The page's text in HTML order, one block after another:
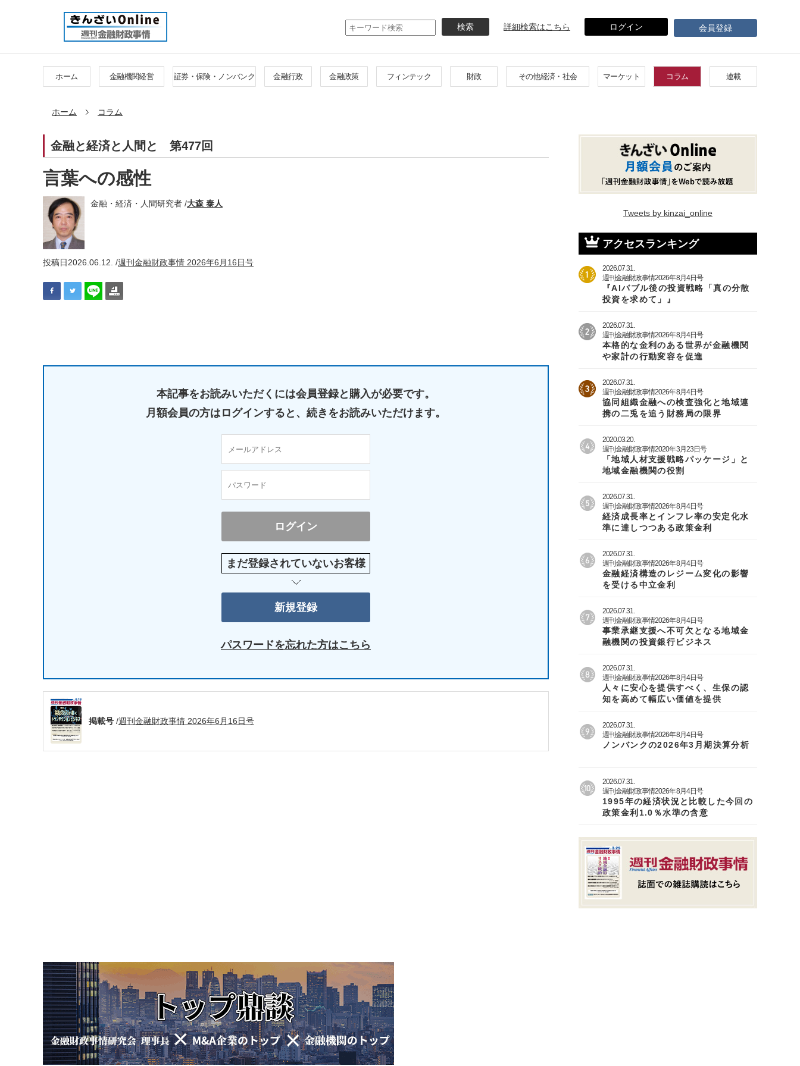
イ
ン
テ
ン
詳細検索はこちら ログイン 会員登録
ホーム 金融機関経営 証券・保険・ノンバンク 金融行政 金融政策 フィンテック 財政 その他経済・社会 マーケット コラム 連載
ホーム コラム
金融と経済と人間と 第477回
言葉への感性
金融・経済・人間研究者 /大森 泰人
投稿日2026.06.12. /週刊金融財政事情 2026年6月16日号
本記事をお読みいただくには会員登録と購入が必要です。
月額会員の方はログインすると、 続きをお読みいただけます。
まだ登録されていないお客様
パスワードを忘れた方はこちら
掲載号 /週刊金融財政事情 2026年6月16日号
Tweets by kinzai_online
アクセスランキング
2026.07.31.
週刊金融財政事情2026年8月4日号
『AIバブル後の投資戦略「真の分散
投資を求めて」』
2026.07.31.
週刊金融財政事情2026年8月4日号
本格的な金利のある世界が金融機関
や家計の行動変容を促進
2026.07.31.
週刊金融財政事情2026年8月4日号
協同組織金融への検査強化と地域連
携の二兎を追う財務局の限界
2020.03.20.
週刊金融財政事情2020年3月23日号
「地域人材支援戦略パッケージ」と
地域金融機関の役割
2026.07.31.
週刊金融財政事情2026年8月4日号
経済成長率とインフレ率の安定化水
準に達しつつある政策金利
2026.07.31.
週刊金融財政事情2026年8月4日号
金融経済構造のレジーム変化の影響
を受ける中立金利
2026.07.31.
週刊金融財政事情2026年8月4日号
事業承継支援へ不可欠となる地域金
融機関の投資銀行ビジネス
2026.07.31.
週刊金融財政事情2026年8月4日号
人々に安心を提供すべく、生保の認
知を高めて幅広い価値を提供
2026.07.31.
週刊金融財政事情2026年8月4日号
ノンバンクの2026年3月期決算分析
2026.07.31.
週刊金融財政事情2026年8月4日号
1995年の経済状況と比較した今回の
政策金利1.0％水準の含意